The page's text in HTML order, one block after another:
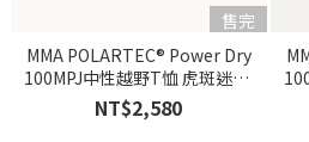
售完
MMA POLARTEC® Power Dry
100MPJ中性越野T恤 虎斑迷彩:
灰白
NT$2,580